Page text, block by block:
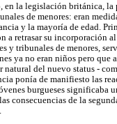
en la legislación británica, la
de menores: eran
y la mayoría de edad.
a retrasar su incorporación
y tribunales de menores,
ya no eran niños pero
natural del nuevo status -
ponía de manifiesto las
burgueses significaba
consecuencias de la